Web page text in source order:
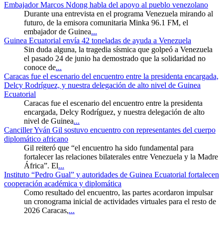
Embajador Marcos Ndong habla del apoyo al pueblo venezolano
Durante una entrevista en el programa Venezuela mirando al
futuro, de la emisora comunitaria Minka 96.1 FM, el
embajador de Guinea...
Guinea Ecuatorial envía 42 toneladas de ayuda a Venezuela
Sin duda alguna, la tragedia sísmica que golpeó a Venezuela
el pasado 24 de junio ha demostrado que la solidaridad no
conoce de...
Caracas fue el escenario del encuentro entre la presidenta encargada,
Delcy Rodríguez, y nuestra delegación de alto nivel de Guinea
Ecuatorial
Caracas fue el escenario del encuentro entre la presidenta
encargada, Delcy Rodríguez, y nuestra delegación de alto
nivel de Guinea...
Canciller Yván Gil sostuvo encuentro con representantes del cuerpo
diplomático africano
Gil reiteró que “el encuentro ha sido fundamental para
fortalecer las relaciones bilaterales entre Venezuela y la Madre
África”. El...
Instituto “Pedro Gual” y autoridades de Guinea Ecuatorial fortalecen
cooperación académica y diplomática
Como resultado del encuentro, las partes acordaron impulsar
un cronograma inicial de actividades virtuales para el resto de
2026 Caracas,...